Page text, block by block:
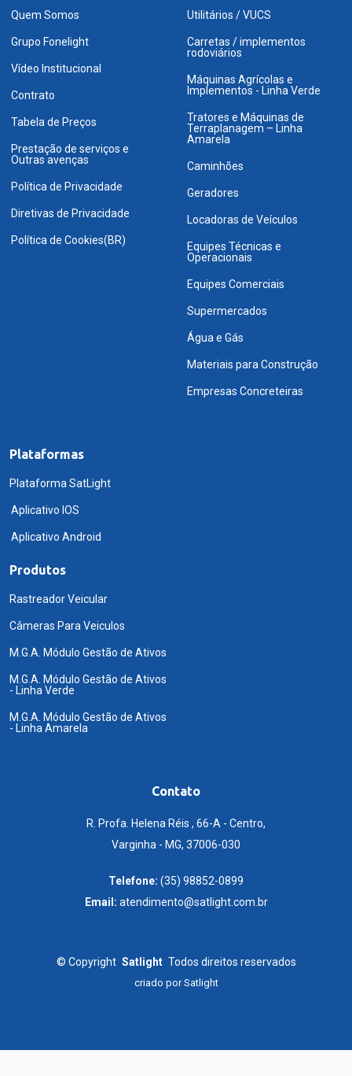
Quem Somos
Grupo Fonelight
Vídeo Institucional
Contrato
Tabela de Preços
Prestação de serviços e
Outras avenças
Política de Privacidade
Diretivas de Privacidade
Política de Cookies(BR)
Utilitários / VUCS
Carretas / implementos
rodoviários
Máquinas Agrícolas e
Implementos - Linha Verde
Tratores e Máquinas de
Terraplanagem – Linha
Amarela
Caminhões
Geradores
Locadoras de Veículos
Equipes Técnicas e
Operacionais
Equipes Comerciais
Supermercados
Água e Gás
Materiais para Construção
Empresas Concreteiras
Plataformas
Plataforma SatLight
Aplicativo IOS
Aplicativo Android
Produtos
Rastreador Veicular
Câmeras Para Veiculos
M.G.A. Módulo Gestão de Ativos
M.G.A. Módulo Gestão de Ativos
- Linha Verde
M.G.A. Módulo Gestão de Ativos
- Linha Amarela
Contato
R. Profa. Helena Réis , 66-A - Centro,
Varginha - MG, 37006-030
Telefone: (35) 98852-0899
Email: atendimento@satlight.com.br
© Copyright Satlight Todos direitos reservados
criado porSatlight